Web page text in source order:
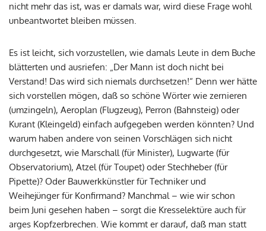
nicht mehr das ist, was er damals war, wird diese Frage wohl
unbeantwortet bleiben müssen.
Es ist leicht, sich vorzustellen, wie damals Leute in dem Buche
blätterten und ausriefen: „Der Mann ist doch nicht bei
Verstand! Das wird sich niemals durchsetzen!“ Denn wer hätte
sich vorstellen mögen, daß so schöne Wörter wie zernieren
(umzingeln), Aeroplan (Flugzeug), Perron (Bahnsteig) oder
Kurant (Kleingeld) einfach aufgegeben werden könnten? Und
warum haben andere von seinen Vorschlägen sich nicht
durchgesetzt, wie Marschall (für Minister), Lugwarte (für
Observatorium), Atzel (für Toupet) oder Stechheber (für
Pipette)? Oder Bauwerkkünstler für Techniker und
Weihejünger für Konfirmand? Manchmal – wie wir schon
beim Juni gesehen haben – sorgt die Kresselektüre auch für
arges Kopfzerbrechen. Wie kommt er darauf, daß man statt